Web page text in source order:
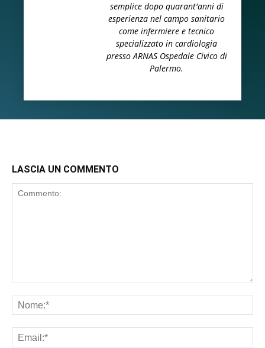
semplice dopo quarant'anni di
esperienza nel campo sanitario
come infermiere e tecnico
specializzato in cardiologia
presso ARNAS Ospedale Civico di
Palermo.
LASCIA UN COMMENTO